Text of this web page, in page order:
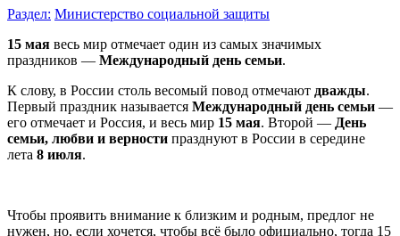
Раздел: Министерство социальной защиты
15 мая весь мир отмечает один из самых значимых
праздников — Международный день семьи.
К слову, в России столь весомый повод отмечают дважды.
Первый праздник называется Международный день семьи —
его отмечает и Россия, и весь мир 15 мая. Второй — День
семьи, любви и верности празднуют в России в середине
лета 8 июля.
Чтобы проявить внимание к близким и родным, предлог не
нужен, но, если хочется, чтобы всё было официально, тогда 15